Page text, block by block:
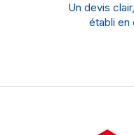
Un devis
établi en